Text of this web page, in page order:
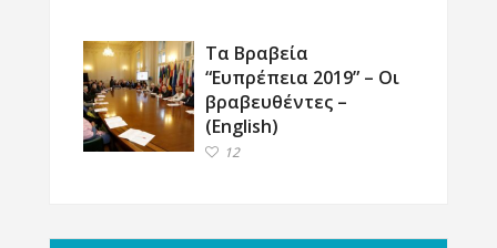
Τα Βραβεία
“Ευπρέπεια 2019” – Οι
βραβευθέντες –
(English)
12